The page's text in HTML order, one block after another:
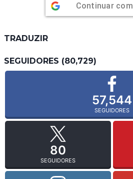
Continuar com
TRADUZIR
SEGUIDORES (80,729)
57,544
SEGUIDORES
80
SEGUIDORES